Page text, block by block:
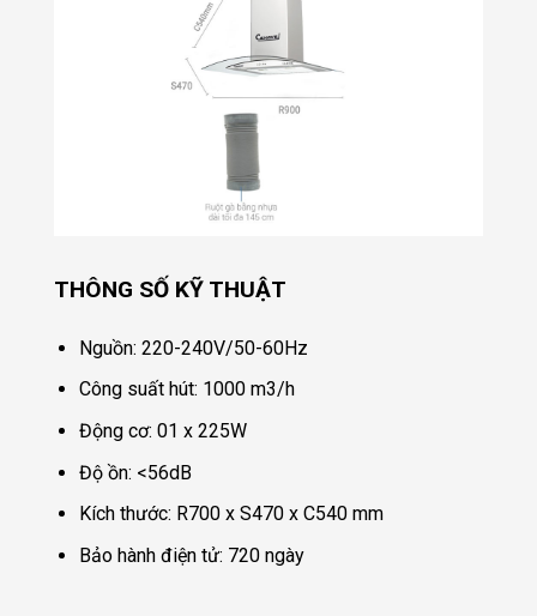
THÔNG SỐ KỸ THUẬT
Nguồn: 220-240V/50-60Hz
Công suất hút: 1000 m3/h
Động cơ: 01 x 225W
Độ ồn: <56dB
Kích thước: R700 x S470 x C540 mm
Bảo hành điện tử: 720 ngày